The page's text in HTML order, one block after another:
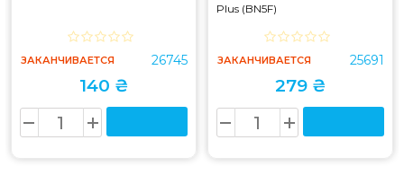
ЗАКАНЧИВАЕТСЯ 26745
140 ₴
Plus (BN5F)
ЗАКАНЧИВАЕТСЯ 25691
279 ₴